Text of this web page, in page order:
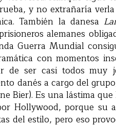
y no extrañaría
También la danesa
alemanes
Guerra Mundial
con momentos
de ser casi todos muy
danés a cargo del
Bier). Es una lástima
Hollywood, porque su
del estilo, pero eso